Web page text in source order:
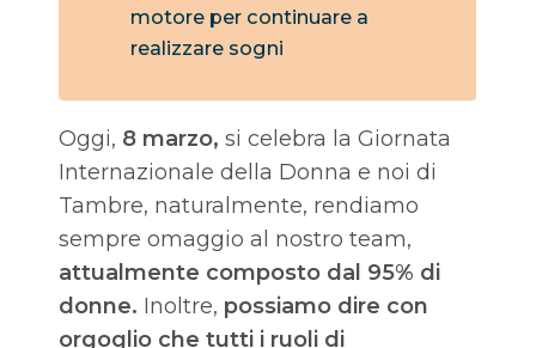
motore per continuare a
realizzare sogni
Oggi, 8 marzo, si celebra la Giornata
Internazionale della Donna e noi di
Tambre, naturalmente, rendiamo
sempre omaggio al nostro team,
attualmente composto dal 95% di
donne. Inoltre, possiamo dire con
orgoglio che tutti i ruoli di